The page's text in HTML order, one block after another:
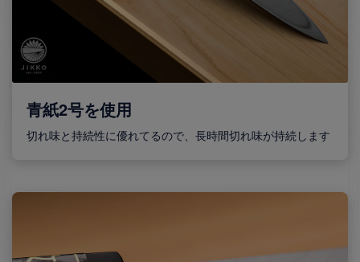
青紙2号を使用
切れ味と持続性に優れてるので、長時間切れ味が持続します